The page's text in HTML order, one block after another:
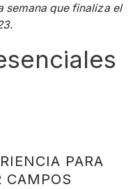
semana que finaliza el
PARA
CAMPOS